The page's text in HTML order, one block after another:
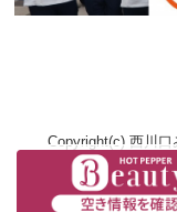
Copyright(c) 西川